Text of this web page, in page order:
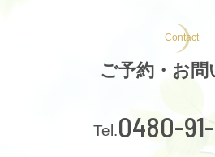
Contact
ご予約・お問
0480-